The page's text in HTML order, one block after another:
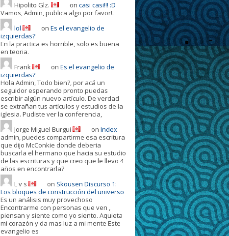
Hipolito Glz.
on casi casi!!! :D
Vamos, Admin, publica algo por favor!.
lol
on Es el evangelio de
izquierdas?
En la practica es horrible, solo es buena
en teoria.
Frank
on Es el evangelio de
izquierdas?
Hola Admin, Todo bien?, por acá un
seguidor esperando pronto puedas
escribir algún nuevo artículo. De verdad
se extrañan tus artículos y estudios de la
iglesia. Pudiste ver la conferencia,
Jorge Miguel Burgui
on Index
admin, puedes compartirme esa escritura
que dijo McConkie donde deberia
buscarla el hermano que hacia su estudio
de las escrituras y que creo que le llevo 4
años en encontrarla?
L v s
on Skousen Discurso 1:
Los bloques de construcción del universo
Es un análisis muy provechoso
Encontrarme con personas que ven ,
piensan y siente como yo siento. Aquieta
mi corazón y da mas luz a mi mente Este
evangelio es